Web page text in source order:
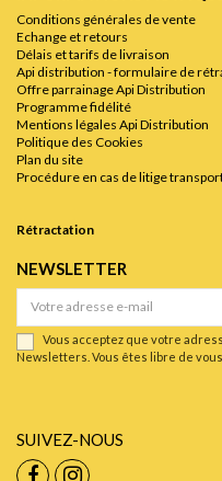
Conditions générales de vente
Echange et retours
Délais et tarifs de livraison
Api distribution - formulaire de
Offre parrainage Api Distribution
Programme fidélité
Mentions légales Api Distribution
Politique des Cookies
Plan du site
Procédure en cas de litige
Rétractation
NEWSLETTER
Vous acceptez que votre
Newsletters. Vous êtes libre de
SUIVEZ-NOUS